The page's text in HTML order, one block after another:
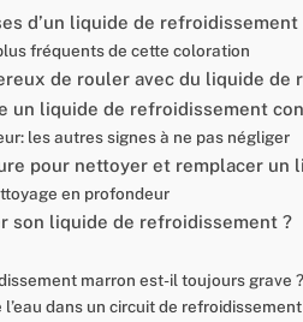
d’un liquide de refroidissement
fréquents de cette coloration
de rouler avec du liquide de
un liquide de refroidissement
les autres signes à ne pas négliger
pour nettoyer et remplacer un
en profondeur
son liquide de refroidissement ?
marron est-il toujours grave ?
dans un circuit de refroidissement